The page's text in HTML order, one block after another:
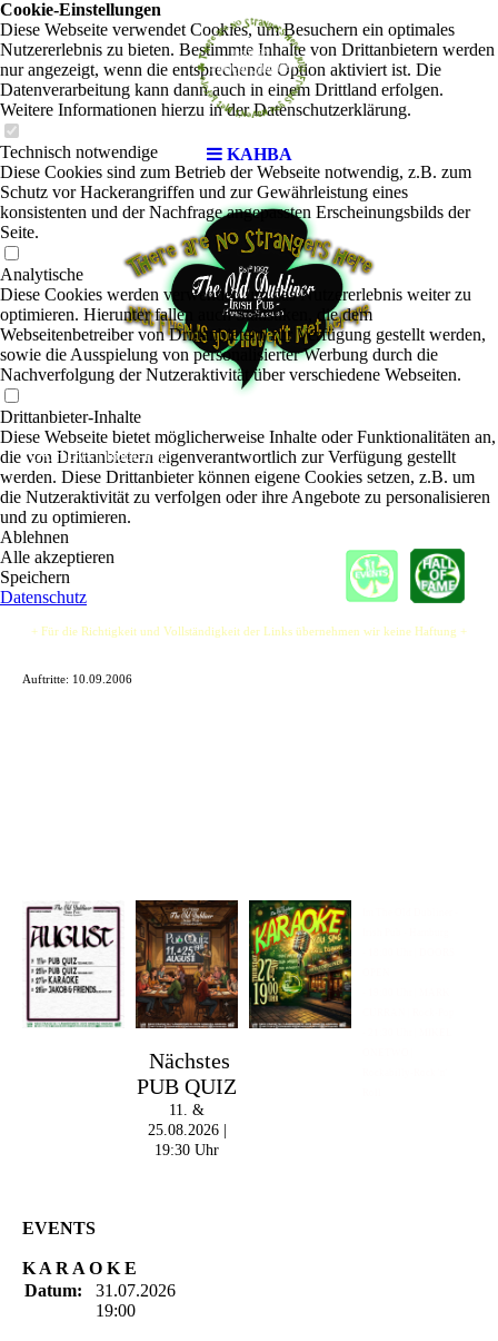
KAHBA
KAHBA |Rock-Pop
+ Für die Richtigkeit und Vollständigkeit der Links übernehmen wir keine Haftung +
Auftritte: 10.09.2006
Nächstes
PUB QUIZ
11. &
25.08.2026 |
19:30 Uhr
EVENTS
K A R A O K E
Datum:
31.07.2026
19:00
Cookie-Einstellungen
Diese Webseite verwendet Cookies, um Besuchern ein optimales
Nutzererlebnis zu bieten. Bestimmte Inhalte von Drittanbietern werden
nur angezeigt, wenn die entsprechende Option aktiviert ist. Die
Datenverarbeitung kann dann auch in einem Drittland erfolgen.
Weitere Informationen hierzu in der Datenschutzerklärung.
Technisch notwendige
Diese Cookies sind zum Betrieb der Webseite notwendig, z.B. zum
Schutz vor Hackerangriffen und zur Gewährleistung eines
konsistenten und der Nachfrage angepassten Erscheinungsbilds der
Seite.
Analytische
Diese Cookies werden verwendet, um das Nutzererlebnis weiter zu
optimieren. Hierunter fallen auch Statistiken, die dem
Webseitenbetreiber von Drittanbietern zur Verfügung gestellt werden,
sowie die Ausspielung von personalisierter Werbung durch die
Nachverfolgung der Nutzeraktivität über verschiedene Webseiten.
Drittanbieter-Inhalte
Diese Webseite bietet möglicherweise Inhalte oder Funktionalitäten an,
die von Drittanbietern eigenverantwortlich zur Verfügung gestellt
werden. Diese Drittanbieter können eigene Cookies setzen, z.B. um
die Nutzeraktivität zu verfolgen oder ihre Angebote zu personalisieren
und zu optimieren.
Ablehnen
Alle akzeptieren
Speichern
Datenschutz